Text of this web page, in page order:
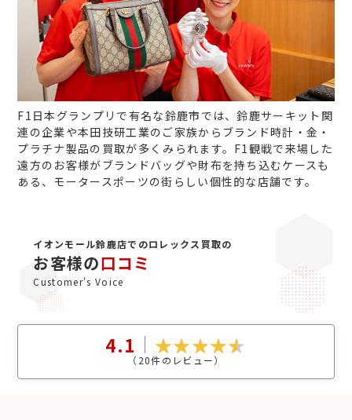
F1日本グランプリで有名な鈴鹿市では、鈴鹿サーキット関
連の企業や本田技研工業のご家族からブランド時計・金・
プラチナ製品の買取が多くみられます。F1観戦で来場した
遠方のお客様がブランドバッグや財布を持ち込むケースも
ある、モータースポーツの街らしい個性的な店舗です。
イオンモール鈴鹿店でのロレックス買取の
お客様の口コミ
Customer's Voice
4.1
（ 20件のレビュー）